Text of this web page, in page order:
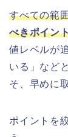
すべての範
べきポイン
値レベルが
いる」など
そ、早めに
ポイントを